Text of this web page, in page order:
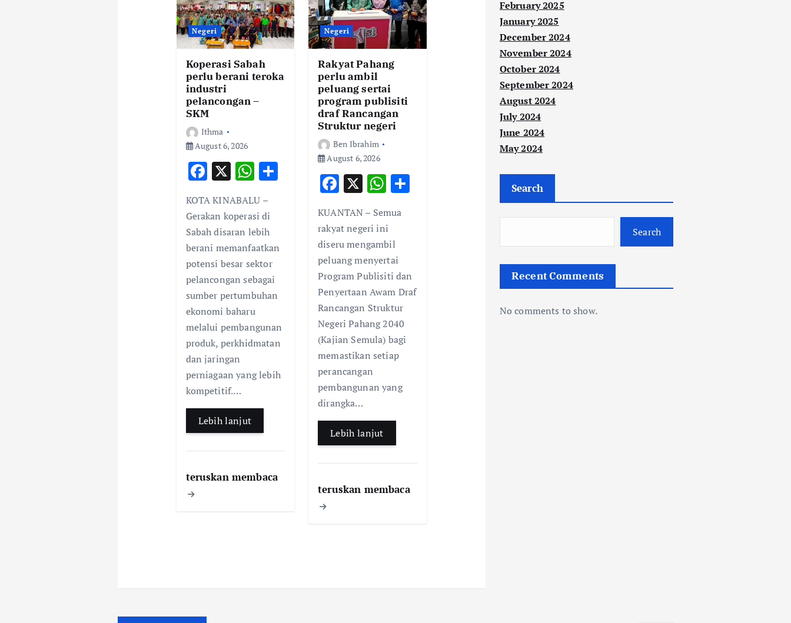
Negeri
Koperasi Sabah
perlu berani teroka
industri
pelancongan –
SKM
Ithma
August 6, 2026
F
e
b
o
o
k
X W
at
s
A
p
p
S
KOTA KINABALU –
Gerakan koperasi di
Sabah disaran lebih
berani memanfaatkan
potensi besar sektor
pelancongan sebagai
sumber pertumbuhan
ekonomi baharu
melalui pembangunan
produk, perkhidmatan
dan jaringan
perniagaan yang lebih
kompetitif.…
Lebih lanjut
teruskan membaca
Negeri
Rakyat Pahang
perlu ambil
peluang sertai
program publisiti
draf Rancangan
Struktur negeri
Ben Ibrahim
August 6, 2026
F
e
b
o
o
k
X W
at
s
A
p
p
KUANTAN – Semua
rakyat negeri ini
diseru mengambil
peluang menyertai
Program Publisiti dan
Penyertaan Awam Draf
Rancangan Struktur
Negeri Pahang 2040
(Kajian Semula) bagi
memastikan setiap
perancangan
pembangunan yang
dirangka…
Lebih lanjut
teruskan membaca
February 2025
January 2025
December 2024
November 2024
October 2024
September 2024
August 2024
July 2024
June 2024
May 2024
Search
Search
Recent Comments
No comments to show.